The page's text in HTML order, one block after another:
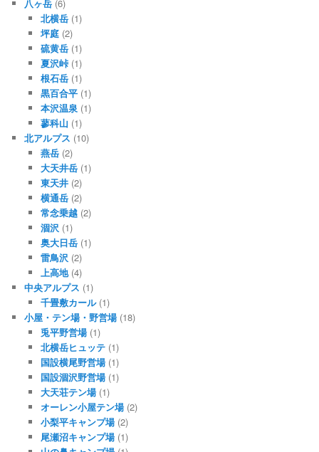
八ヶ岳 (6)
北横岳(1)
坪庭(2)
硫黄岳(1)
夏沢峠(1)
根石岳(1)
黒百合平(1)
本沢温泉 (1)
蓼科山 (1)
北アルプス (10)
燕岳(2)
大天井岳(1)
東天井(2)
横通岳(2)
常念乗越(2)
涸沢 (1)
奥大日岳(1)
雷鳥沢 (2)
上高地(4)
中央アルプス (1)
千畳敷カール(1)
小屋・テン場・野営場(18)
兎平野営場(1)
北横岳ヒュッテ(1)
国設横尾野営場(1)
国設涸沢野営場(1)
大天荘テン場(1)
オーレン小屋テン場(2)
小梨平キャンプ場(2)
尾瀬沼キャンプ場(1)